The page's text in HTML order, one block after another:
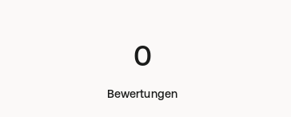
0
Bewertungen